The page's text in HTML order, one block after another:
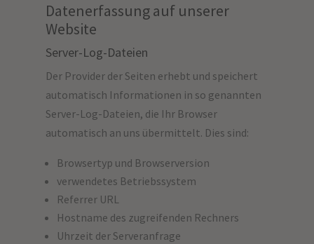
Datenerfassung auf unserer
Website
Server-Log-Dateien
Der Provider der Seiten erhebt und speichert
automatisch Informationen in so genannten
Server-Log-Dateien, die Ihr Browser
automatisch an uns übermittelt. Dies sind:
Browsertyp und Browserversion
verwendetes Betriebssystem
Referrer URL
Hostname des zugreifenden Rechners
Uhrzeit der Serveranfrage